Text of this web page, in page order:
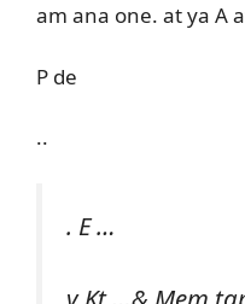
am ana one. at ya A
P de
..
. E …